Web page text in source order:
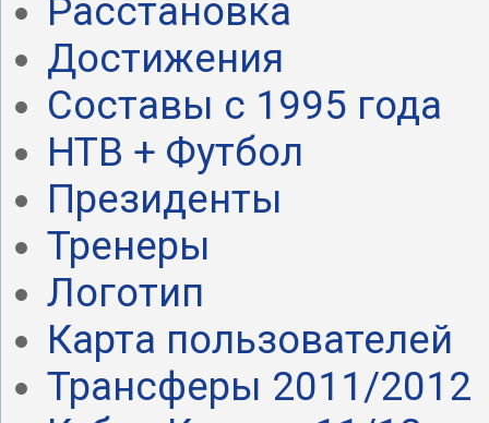
Расстановка
Достижения
Составы с 1995 года
НТВ + Футбол
Президенты
Тренеры
Логотип
Карта пользователей
Трансферы 2011/2012